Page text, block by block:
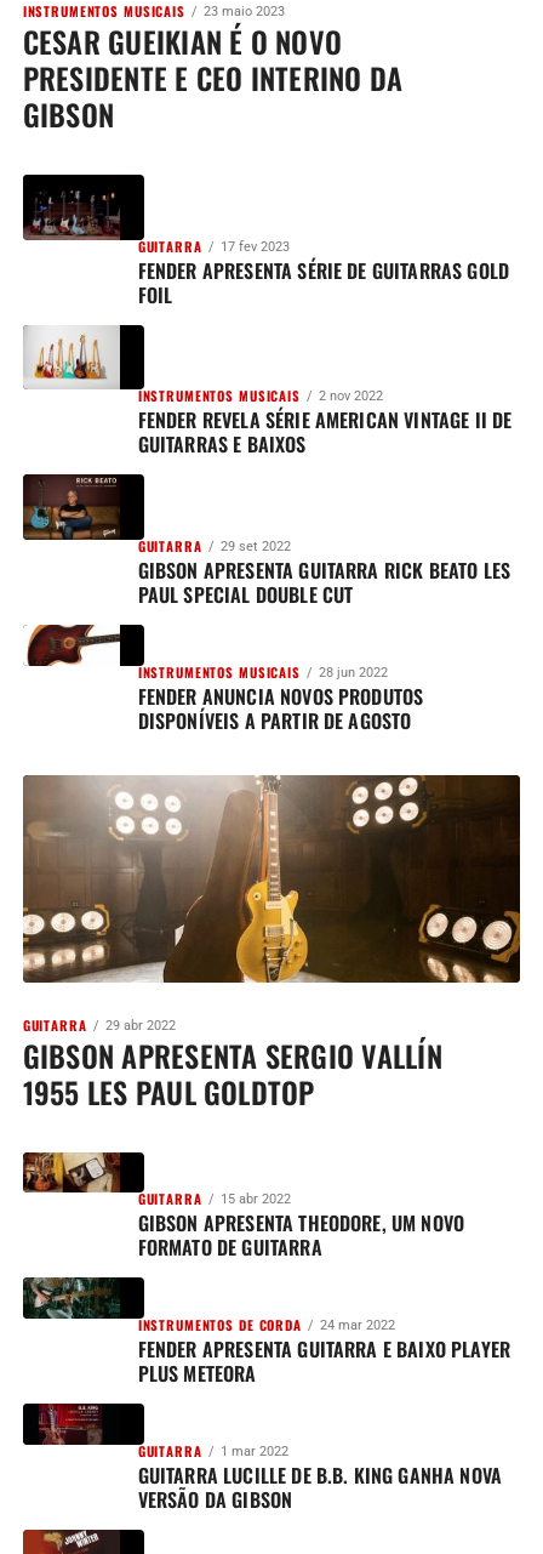
INSTRUMENTOS MUSICAIS 23 maio 2023
CESAR GUEIKIAN É O NOVO
PRESIDENTE E CEO INTERINO DA
GIBSON
GUITARRA 17 fev 2023
FENDER APRESENTA SÉRIE DE GUITARRAS GOLD
FOIL
INSTRUMENTOS MUSICAIS 2 nov 2022
FENDER REVELA SÉRIE AMERICAN VINTAGE II DE
GUITARRAS E BAIXOS
GUITARRA 29 set 2022
GIBSON APRESENTA GUITARRA RICK BEATO LES
PAUL SPECIAL DOUBLE CUT
INSTRUMENTOS MUSICAIS 28 jun 2022
FENDER ANUNCIA NOVOS PRODUTOS
DISPONÍVEIS A PARTIR DE AGOSTO
GUITARRA 29 abr 2022
GIBSON APRESENTA SERGIO VALLÍN
1955 LES PAUL GOLDTOP
GUITARRA 15 abr 2022
GIBSON APRESENTA THEODORE, UM NOVO
FORMATO DE GUITARRA
INSTRUMENTOS DE CORDA 24 mar 2022
FENDER APRESENTA GUITARRA E BAIXO PLAYER
PLUS METEORA
GUITARRA 1 mar 2022
GUITARRA LUCILLE DE B.B. KING GANHA NOVA
VERSÃO DA GIBSON